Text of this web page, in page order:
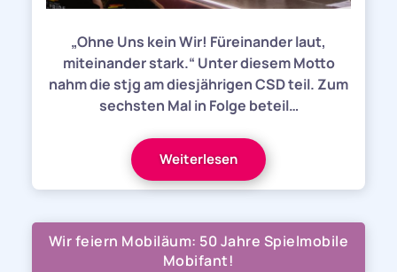
„Ohne Uns kein Wir! Füreinander laut,
miteinander stark.“ Unter diesem Motto
nahm die stjg am diesjährigen CSD teil. Zum
sechsten Mal in Folge beteil…
Weiterlesen
Wir feiern Mobiläum: 50 Jahre Spielmobile
Mobifant!